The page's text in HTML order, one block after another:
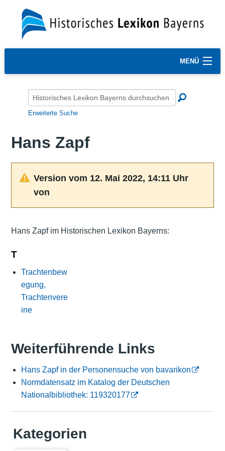
MENÜ
Erweiterte Suche
Hans Zapf
Version vom 12. Mai 2022, 14:11 Uhr
von
Hans Zapf im Historischen Lexikon Bayerns:
T
Trachtenbew
egung,
Trachtenvere
ine
Weiterführende Links
Hans Zapf in der Personensuche von bavarikon
Normdatensatz im Katalog der Deutschen
Nationalbibliothek: 119320177
Kategorien